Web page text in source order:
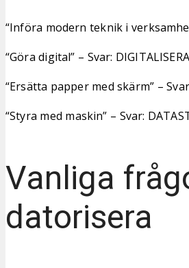
“Införa modern teknik i
“Göra digital” – Svar: DIGITALISERA
“Ersätta papper med skärm” –
“Styra med maskin” – Svar:
Vanliga
datorisera